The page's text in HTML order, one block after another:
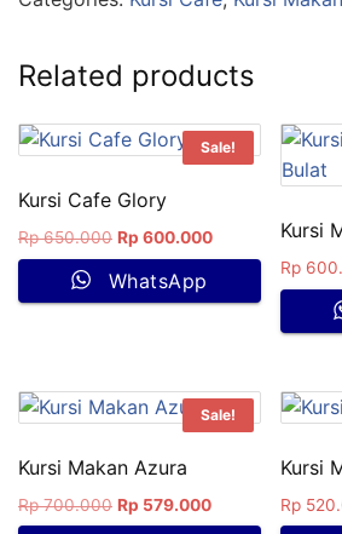
Related products
Sale!
Kursi Cafe Glory
Rp650.000 Rp 600.000
WhatsApp
Kursi
Rp
Sale!
Kursi Makan Azura
Rp700.000 Rp 579.000
Kursi
Rp